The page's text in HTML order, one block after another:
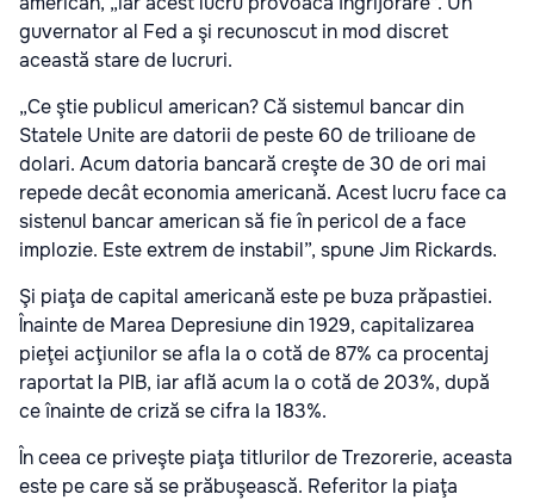
guvernator al Fed a şi recunoscut in mod discret
această stare de lucruri.
„Ce ştie publicul american? Că sistemul bancar din
Statele Unite are datorii de peste 60 de trilioane de
dolari. Acum datoria bancară creşte de 30 de ori mai
repede decât economia americană. Acest lucru face ca
sistenul bancar american să fie în pericol de a face
implozie. Este extrem de instabil”, spune Jim Rickards.
Şi piaţa de capital americană este pe buza prăpastiei.
Înainte de Marea Depresiune din 1929, capitalizarea
pieţei acţiunilor se afla la o cotă de 87% ca procentaj
raportat la PIB, iar află acum la o cotă de 203%, după
ce înainte de criză se cifra la 183%.
În ceea ce priveşte piaţa titlurilor de Trezorerie, aceasta
este pe care să se prăbuşească. Referitor la piaţa